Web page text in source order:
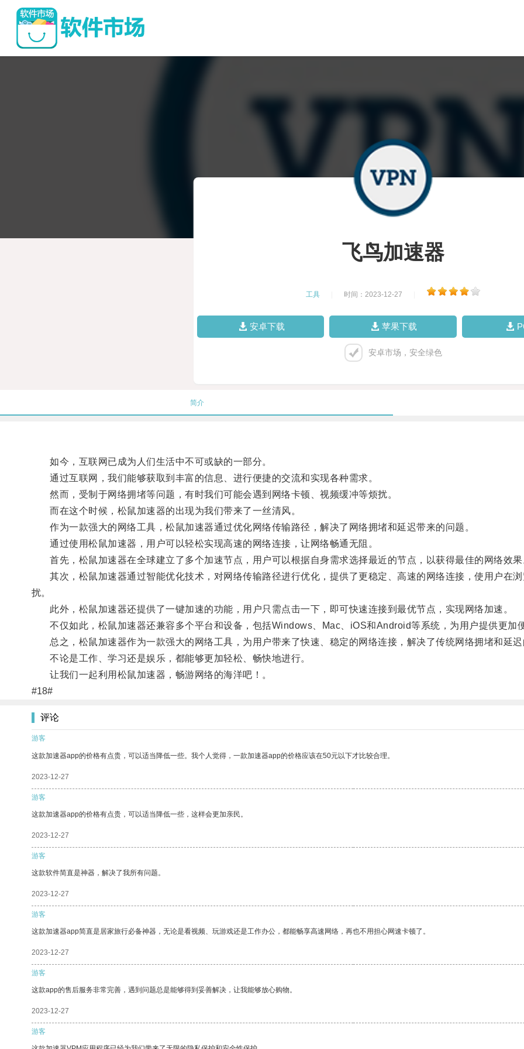
飞鸟加速器
工具 时间：2023-12-27
安卓下载 苹果下载
安卓市场，安全绿色
简介
如今，互联网已成为人们生活中不可或缺的一部分。
通过互联网，我们能够获取到丰富的信息、进行便捷的交流和实现各种需求。
然而，受制于网络拥堵等问题，有时我们可能会遇到网络卡顿、视频缓冲等烦扰。
而在这个时候，松鼠加速器的出现为我们带来了一丝清风。
作为一款强大的网络工具，松鼠加速器通过优化网络传输路径，解决了网络拥堵和延迟带来的问题。
通过使用松鼠加速器，用户可以轻松实现高速的网络连接，让网络畅通无阻。
首先，松鼠加速器在全球建立了多个加速节点，用户可以根据自身需求选择最近的节点，以获得最佳的网络效果
其次，松鼠加速器通过智能优化技术，对网络传输路径进行优化，提供了更稳定、高速的网络连接，使用户在
扰。
此外，松鼠加速器还提供了一键加速的功能，用户只需点击一下，即可快速连接到最优节点，实现网络加速。
不仅如此，松鼠加速器还兼容多个平台和设备，包括Windows、Mac、iOS和Android等系统，为用户提供更加便
总之，松鼠加速器作为一款强大的网络工具，为用户带来了快速、稳定的网络连接，解决了传统网络拥堵和延迟
不论是工作、学习还是娱乐，都能够更加轻松、畅快地进行。
让我们一起利用松鼠加速器，畅游网络的海洋吧！。
#18#
评论
游客
这款加速器app的价格有点贵，可以适当降低一些。我个人觉得，一款加速器app的价格应该在50元以下才比较合理。
2023-12-27
游客
这款加速器app的价格有点贵，可以适当降低一些，这样会更加亲民。
2023-12-27
游客
这款软件简直是神器，解决了我所有问题。
2023-12-27
游客
这款加速器app简直是居家旅行必备神器，无论是看视频、玩游戏还是工作办公，都能畅享高速网络，再也不用担心网速卡顿了。
2023-12-27
游客
这款app的售后服务非常完善，遇到问题总是能够得到妥善解决，让我能够放心购物。
2023-12-27
游客